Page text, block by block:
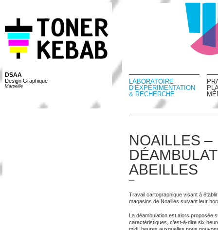
DSAA
Design Graphique
Marseille
LABORATOIRE
D’EXPÉRIMENTATION
& RECHERCHE
NOAILLES –
ABEILLES
—
Travail cartographique visant à
magasins de Noailles suivant leur
La déambulation est alors proposée
caractéristiques, c’est-à-dire six